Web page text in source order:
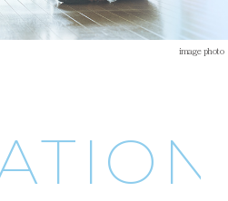
image photo